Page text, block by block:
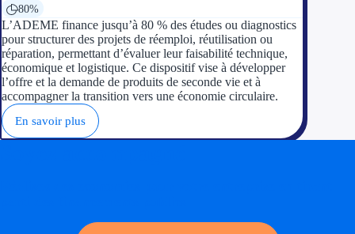
80%
L’ADEME finance jusqu’à 80 % des études ou diagnostics
pour structurer des projets de réemploi, réutilisation ou
réparation, permettant d’évaluer leur faisabilité technique,
économique et logistique. Ce dispositif vise à développer
l’offre et la demande de produits de seconde vie et à
accompagner la transition vers une économie circulaire.
En savoir plus